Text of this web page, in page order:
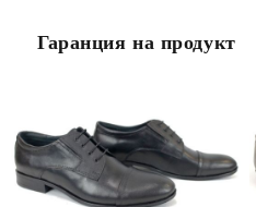
Гаранция на продукт